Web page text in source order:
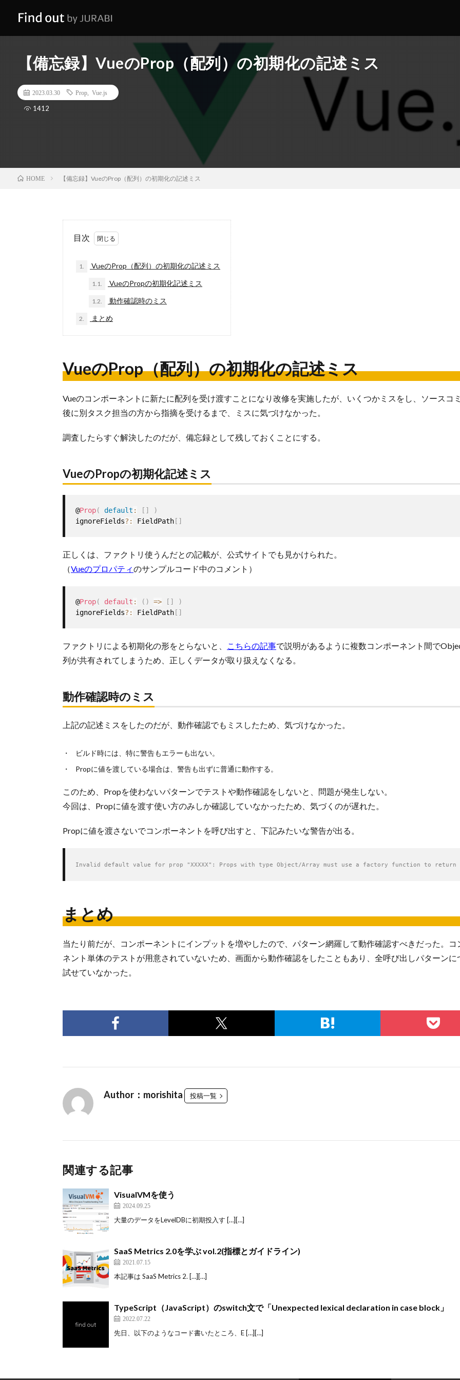
【備忘録】VueのProp（配列）の初期化の記述ミス
2023.03.30 Prop, Vue.js
1412
HOME 【備忘録】VueのProp（配列）の初期化の記述ミス
目次
1. VueのProp（配列）の初期化の記述ミス
1.1. VueのPropの初期化記述ミス
1.2. 動作確認時のミス
2. まとめ
VueのProp（配列）の初期化の記述ミス
Vueのコンポーネントに新たに配列を受け渡すことになり改修を実施したが、いくつかミスをし、ソースコ
後に別タスク担当の方から指摘を受けるまで、ミスに気づけなかった。
調査したらすぐ解決したのだが、備忘録として残しておくことにする。
VueのPropの初期化記述ミス
@Prop( default : [ ]
)
ignoreFields? : FieldPath [ ]
正しくは、ファクトリ使うんだとの記載が、公式サイトでも見かけられた。
（Vueのプロパティのサンプルコード中のコメント）
@Prop( default : ( ) => [ ]
)
ignoreFields? : FieldPath [ ]
ファクトリによる初期化の形をとらないと、 こちらの記事で説明があるように複数コンポーネント間で
列が共有されてしまうため、正しくデータが取り扱えなくなる。
動作確認時のミス
上記の記述ミスをしたのだが、動作確認でもミスしたため、気づけなかった。
ビルド時には、特に警告もエラーも出ない。
Propに値を渡している場合は、警告も出ずに普通に動作する。
このため、Propを使わないパターンでテストや動作確認をしないと、問題が発生しない。
今回は、Propに値を渡す使い方のみしか確認していなかったため、気づくのが遅れた。
Propに値を渡さないでコンポーネントを呼び出すと、下記みたいな警告が出る。
Invalid default value for prop "XXXXX": Props with type Object/Array must use a factory function to
まとめ
当たり前だが、コンポーネントにインプットを増やしたので、パターン網羅して動作確認すべきだった。コ
ネント単体のテストが用意されていないため、画面から動作確認をしたこともあり、全呼び出しパターンに
試せていなかった。
Author：morishita 投稿一覧
関連する記事
VisualVMを使う
2024.09.25
大量のデータをLevelDBに初期投入す […][…]
SaaS Metrics 2.0を学ぶ vol.2(指標とガイドライン)
2021.07.15
本記事は SaaS Metrics 2. […][…]
TypeScript（JavaScript）のswitch文で「Unexpected lexical declaration in case block」
2022.07.22
先日、以下のようなコード書いたところ、E […][…]